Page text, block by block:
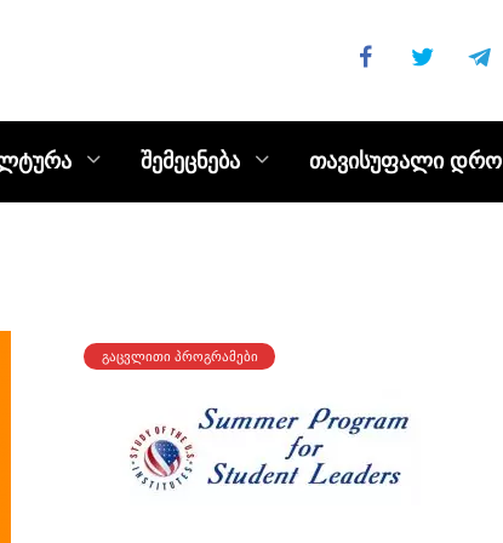
შემეცნება თავისუფალი დრო
ᲒᲐᲪᲕᲚᲘᲗᲘ ᲞᲠᲝᲒᲠᲐᲛᲔᲑᲘ